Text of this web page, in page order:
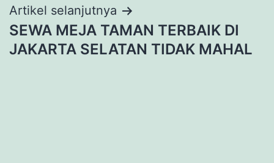
Artikel selanjutnya
SEWA MEJA TAMAN TERBAIK DI
JAKARTA SELATAN TIDAK MAHAL